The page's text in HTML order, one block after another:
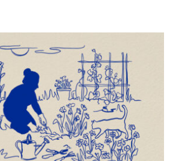
Column